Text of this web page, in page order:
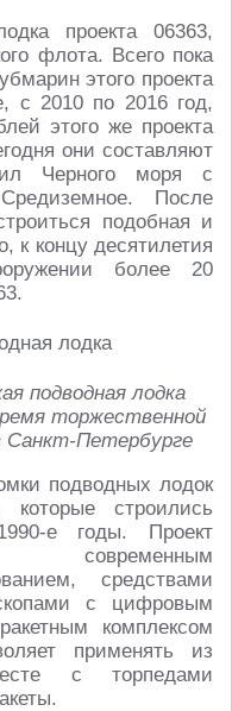
проекта 06363,
флота. Всего пока
этого проекта
с 2010 по 2016 год,
этого же проекта
они составляют
Черного моря с
После
подобная и
к концу десятилетия
более 20
подводная лодка
торжественной
Санкт-Петербурге
подводных лодок
которые строились
е годы. Проект
современным
средствами
с цифровым
комплексом
применять из
с торпедами